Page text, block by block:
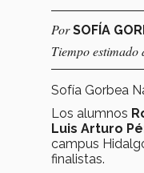
PorSOFÍA
Tiempo
Sofía Gorbea
Los alumnos
Luis Arturo
campus
finalistas.